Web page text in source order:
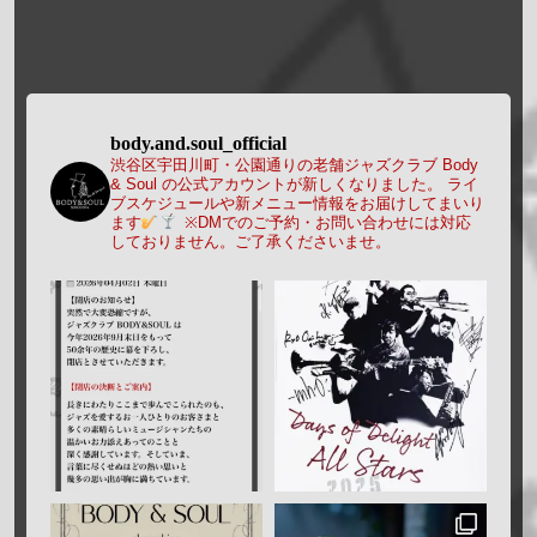
body.and.soul_official
渋谷区宇田川町・公園通りの老舗ジャズクラブ Body
& Soul の公式アカウントが新しくなりました。
ライ
ブスケジュールや新メニュー情報をお届けしてまいり
ます
※DMでのご予約・お問い合わせには対応
しておりません。ご了承くださいませ。